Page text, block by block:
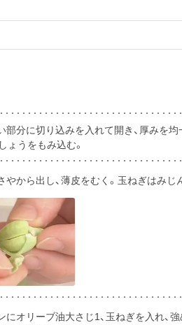
部分に切り込みを入れて開き、厚みを
ょうをもみ込む。
やから出し、薄皮をむく。玉ねぎはみじ
にオリーブ油大さじ1、玉ねぎを入れ、